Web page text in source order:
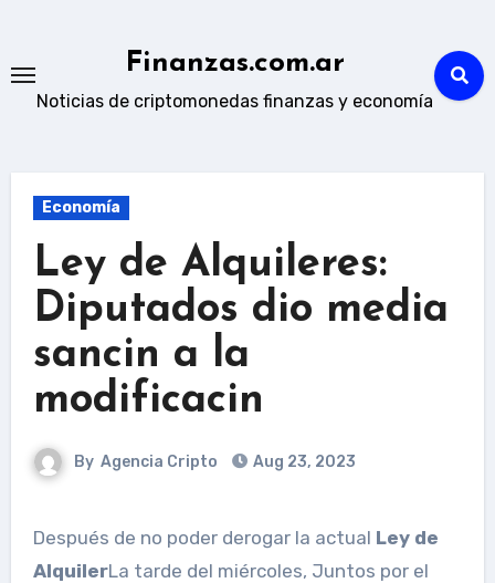
content
Finanzas.com.ar
Noticias de criptomonedas finanzas y economía
Economía
Ley de Alquileres:
Diputados dio media
sancin a la
modificacin
By Agencia Cripto Aug 23, 2023
Después de no poder derogar la actual Ley de
AlquilerLa tarde del miércoles, Juntos por el